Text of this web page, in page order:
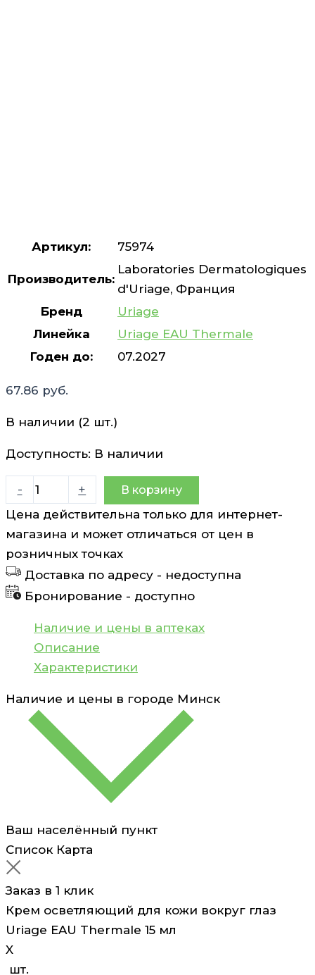
Артикул: 75974
Производитель:
Laboratories Dermatologiques
d'Uriage, Франция
Бренд
Uriage
Линейка
Uriage EAU Thermale
Годен до:
07.2027
67.86 руб.
В наличии (2 шт.)
Доступность: В наличии
-
Количество
товара
Крем
для
кожи
вокруг
Uriage
15
+ В корзину
Цена действительна только для интернет-
магазина и может отличаться от цен в
розничных точках
Доставка по адресу - недоступна
Бронирование - доступно
Наличие и цены в аптеках
Описание
Характеристики
Наличие и цены в городе Минск
Ваш населённый пункт
Список Карта
Заказ в 1 клик
Крем осветляющий для кожи вокруг глаз
Uriage EAU Thermale 15 мл
X
шт.